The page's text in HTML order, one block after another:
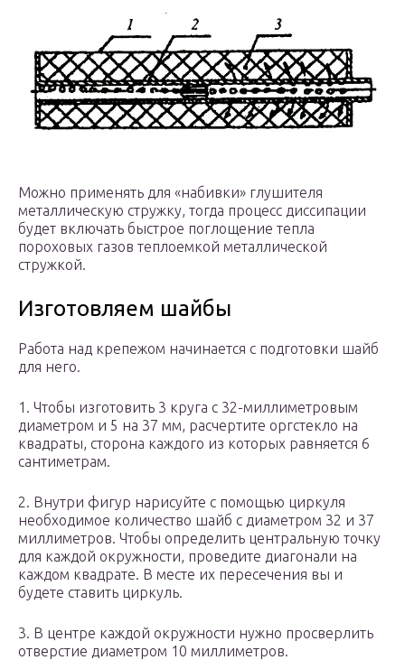
Можно применять для «набивки» глушителя
металлическую стружку, тогда процесс диссипации
будет включать быстрое поглощение тепла
пороховых газов теплоемкой металлической
стружкой.
Изготовляем шайбы
Работа над крепежом начинается с подготовки шайб
для него.
1. Чтобы изготовить 3 круга с 32-миллиметровым
диаметром и 5 на 37 мм, расчертите оргстекло на
квадраты, сторона каждого из которых равняется 6
сантиметрам.
2. Внутри фигур нарисуйте с помощью циркуля
необходимое количество шайб с диаметром 32 и 37
миллиметров. Чтобы определить центральную точку
для каждой окружности, проведите диагонали на
каждом квадрате. В месте их пересечения вы и
будете ставить циркуль.
3. В центре каждой окружности нужно просверлить
отверстие диаметром 10 миллиметров.